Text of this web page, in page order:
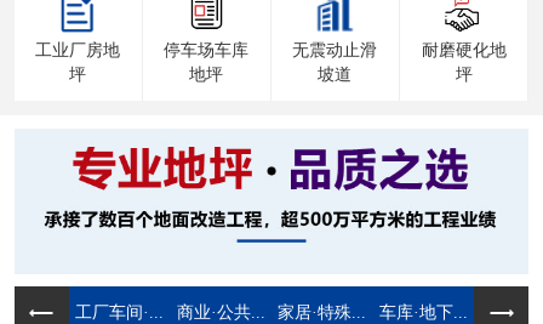
工业厂房地
坪
停车场车库
地坪
无震动止滑
坡道
耐磨硬化地
坪
工厂车间·... 商业·公共... 家居·特殊... 车库·地下...